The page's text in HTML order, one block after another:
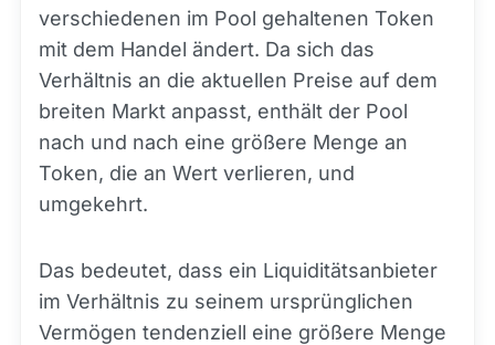
verschiedenen im Pool gehaltenen Token
mit dem Handel ändert. Da sich das
Verhältnis an die aktuellen Preise auf dem
breiten Markt anpasst, enthält der Pool
nach und nach eine größere Menge an
Token, die an Wert verlieren, und
umgekehrt.
Das bedeutet, dass ein Liquiditätsanbieter
im Verhältnis zu seinem ursprünglichen
Vermögen tendenziell eine größere Menge